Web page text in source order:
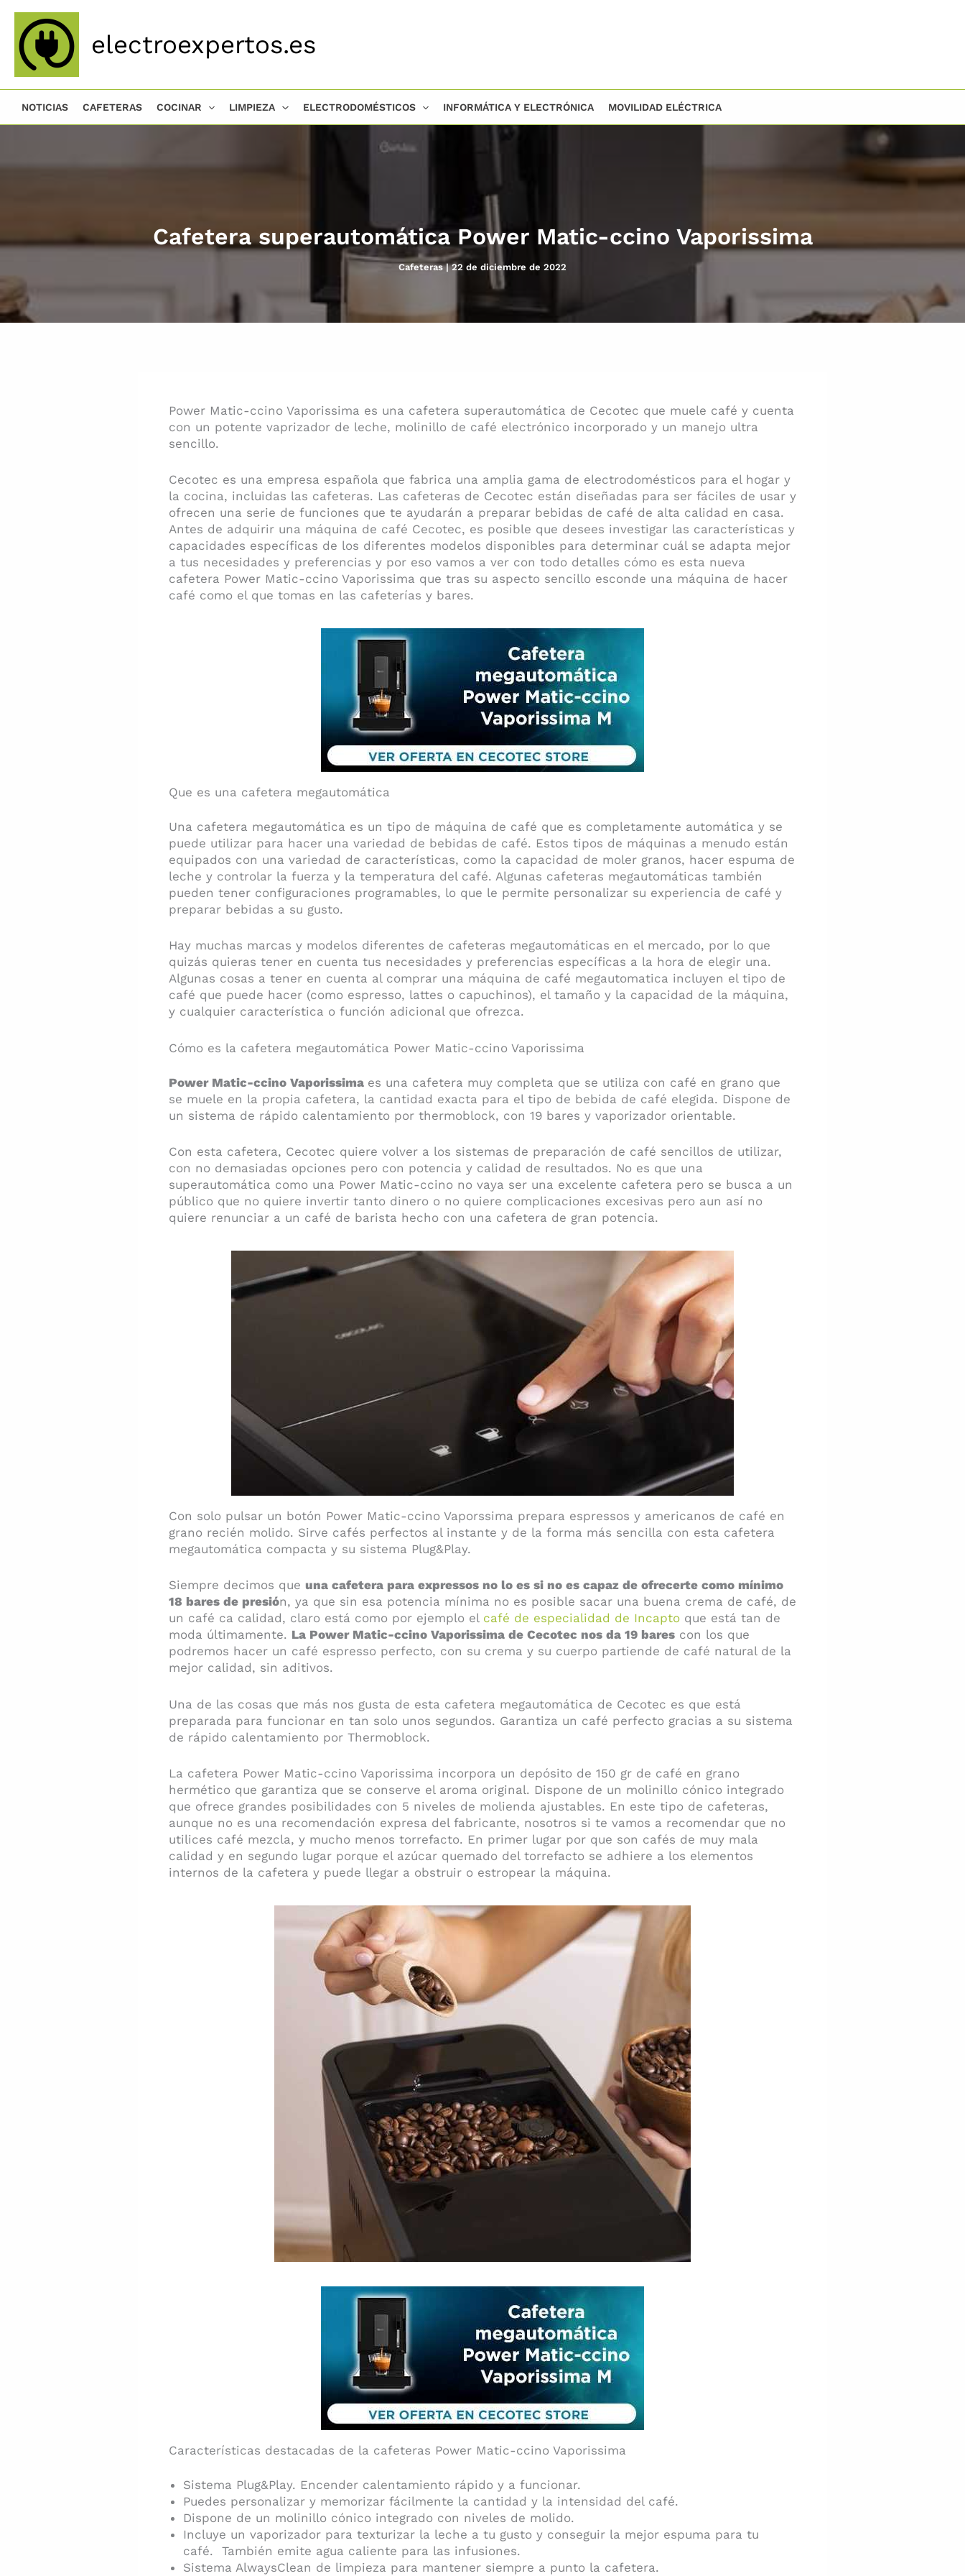
contenido
electroexpertos.es
NOTICIAS CAFETERAS COCINAR LIMPIEZA ELECTRODOMÉSTICOS INFORMÁTICA Y ELECTRÓNICA MOVILIDAD ELÉCTRICA
Cafetera superautomática Power Matic-ccino Vaporissima
Cafeteras|22 de diciembre de 2022
Power Matic-ccino Vaporissima es una cafetera superautomática de Cecotec que muele café y cuenta
con un potente vaprizador de leche, molinillo de café electrónico incorporado y un manejo ultra
sencillo.
Cecotec es una empresa española que fabrica una amplia gama de electrodomésticos para el hogar y
la cocina, incluidas las cafeteras. Las cafeteras de Cecotec están diseñadas para ser fáciles de usar y
ofrecen una serie de funciones que te ayudarán a preparar bebidas de café de alta calidad en casa.
Antes de adquirir una máquina de café Cecotec, es posible que desees investigar las características y
capacidades específicas de los diferentes modelos disponibles para determinar cuál se adapta mejor
a tus necesidades y preferencias y por eso vamos a ver con todo detalles cómo es esta nueva
cafetera Power Matic-ccino Vaporissima que tras su aspecto sencillo esconde una máquina de hacer
café como el que tomas en las cafeterías y bares.
Que es una cafetera megautomática
Una cafetera megautomática es un tipo de máquina de café que es completamente automática y se
puede utilizar para hacer una variedad de bebidas de café. Estos tipos de máquinas a menudo están
equipados con una variedad de características, como la capacidad de moler granos, hacer espuma de
leche y controlar la fuerza y la temperatura del café. Algunas cafeteras megautomáticas también
pueden tener configuraciones programables, lo que le permite personalizar su experiencia de café y
preparar bebidas a su gusto.
Hay muchas marcas y modelos diferentes de cafeteras megautomáticas en el mercado, por lo que
quizás quieras tener en cuenta tus necesidades y preferencias específicas a la hora de elegir una.
Algunas cosas a tener en cuenta al comprar una máquina de café megautomatica incluyen el tipo de
café que puede hacer (como espresso, lattes o capuchinos), el tamaño y la capacidad de la máquina,
y cualquier característica o función adicional que ofrezca.
Cómo es la cafetera megautomática Power Matic-ccino Vaporissima
Power Matic-ccino Vaporissima es una cafetera muy completa que se utiliza con café en grano que
se muele en la propia cafetera, la cantidad exacta para el tipo de bebida de café elegida. Dispone de
un sistema de rápido calentamiento por thermoblock, con 19 bares y vaporizador orientable.
Con esta cafetera, Cecotec quiere volver a los sistemas de preparación de café sencillos de utilizar,
con no demasiadas opciones pero con potencia y calidad de resultados. No es que una
superautomática como una Power Matic-ccino no vaya ser una excelente cafetera pero se busca a un
público que no quiere invertir tanto dinero o no quiere complicaciones excesivas pero aun así no
quiere renunciar a un café de barista hecho con una cafetera de gran potencia.
Con solo pulsar un botón Power Matic-ccino Vaporssima prepara espressos y americanos de café en
grano recién molido. Sirve cafés perfectos al instante y de la forma más sencilla con esta cafetera
megautomática compacta y su sistema Plug&Play.
Siempre decimos que una cafetera para expressos no lo es si no es capaz de ofrecerte como mínimo
18 bares de presión, ya que sin esa potencia mínima no es posible sacar una buena crema de café, de
un café ca calidad, claro está como por ejemplo el café de especialidad de Incaptoque está tan de
moda últimamente. La Power Matic-ccino Vaporissima de Cecotec nos da 19 barescon los que
podremos hacer un café espresso perfecto, con su crema y su cuerpo partiende de café natural de la
mejor calidad, sin aditivos.
Una de las cosas que más nos gusta de esta cafetera megautomática de Cecotec es que está
preparada para funcionar en tan solo unos segundos. Garantiza un café perfecto gracias a su sistema
de rápido calentamiento por Thermoblock.
La cafetera Power Matic-ccino Vaporissima incorpora un depósito de 150 gr de café en grano
hermético que garantiza que se conserve el aroma original. Dispone de un molinillo cónico integrado
que ofrece grandes posibilidades con 5 niveles de molienda ajustables. En este tipo de cafeteras,
aunque no es una recomendación expresa del fabricante, nosotros si te vamos a recomendar que no
utilices café mezcla, y mucho menos torrefacto. En primer lugar por que son cafés de muy mala
calidad y en segundo lugar porque el azúcar quemado del torrefacto se adhiere a los elementos
internos de la cafetera y puede llegar a obstruir o estropear la máquina.
Características destacadas de la cafeteras Power Matic-ccino Vaporissima
Sistema Plug&Play. Encender calentamiento rápido y a funcionar.
Puedes personalizar y memorizar fácilmente la cantidad y la intensidad del café.
Dispone de un molinillo cónico integrado con niveles de molido.
Incluye un vaporizador para texturizar la leche a tu gusto y conseguir la mejor espuma para tu
café. También emite agua caliente para las infusiones.
Sistema AlwaysClean de limpieza para mantener siempre a punto la cafetera.